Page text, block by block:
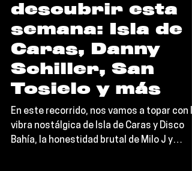
Poder Latino que
descubrir esta
semana: Isla de
Caras, Danny
Schiller, San
Tosielo y más
En este recorrido, nos vamos a topar con
vibra nostálgica de Isla de Caras y Disco